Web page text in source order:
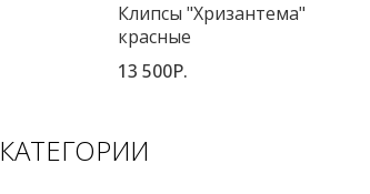
Клипсы "Хризантема"
красные
13 500Р.
КАТЕГОРИИ